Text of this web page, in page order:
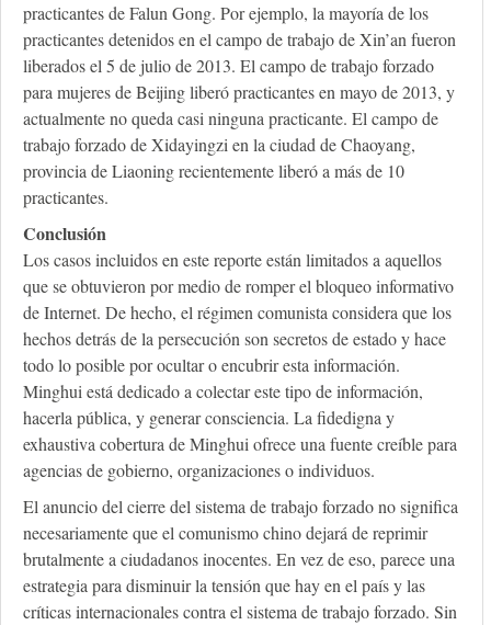
practicantes de Falun Gong. Por ejemplo, la mayoría de los
practicantes detenidos en el campo de trabajo de Xin’an fueron
liberados el 5 de julio de 2013. El campo de trabajo forzado
para mujeres de Beijing liberó practicantes en mayo de 2013, y
actualmente no queda casi ninguna practicante. El campo de
trabajo forzado de Xidayingzi en la ciudad de Chaoyang,
provincia de Liaoning recientemente liberó a más de 10
practicantes.
Conclusión
Los casos incluidos en este reporte están limitados a aquellos
que se obtuvieron por medio de romper el bloqueo informativo
de Internet. De hecho, el régimen comunista considera que los
hechos detrás de la persecución son secretos de estado y hace
todo lo posible por ocultar o encubrir esta información.
Minghui está dedicado a colectar este tipo de información,
hacerla pública, y generar consciencia. La fidedigna y
exhaustiva cobertura de Minghui ofrece una fuente creíble para
agencias de gobierno, organizaciones o individuos.
El anuncio del cierre del sistema de trabajo forzado no significa
necesariamente que el comunismo chino dejará de reprimir
brutalmente a ciudadanos inocentes. En vez de eso, parece una
estrategia para disminuir la tensión que hay en el país y las
críticas internacionales contra el sistema de trabajo forzado. Sin